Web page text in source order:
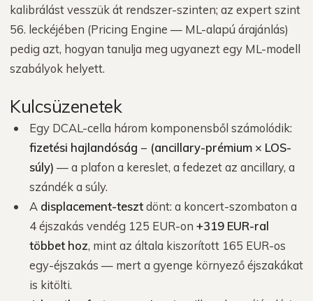
kalibrálást vesszük át rendszer-szinten; az expert szint
56. leckéjében (Pricing Engine — ML-alapú árajánlás)
pedig azt, hogyan tanulja meg ugyanezt egy ML-modell
szabályok helyett.
Kulcsüzenetek
Egy DCAL-cella három komponensből számolódik:
fizetési hajlandóság − (ancillary-prémium × LOS-
súly) — a plafon a kereslet, a fedezet az ancillary, a
szándék a súly.
A displacement-tesztdönt: a koncert-szombaton a
4 éjszakás vendég 125 EUR-on +319 EUR-ral
többet hoz, mint az általa kiszorított 165 EUR-os
egy-éjszakás — mert a gyenge környező éjszakákat
is kitölti.